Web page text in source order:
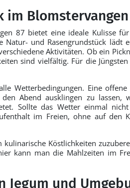
im
87 bietet eine ideale Kulisse
Natur- und Rasengrundstück lädt
Aktivitäten. Ob ein
sind vielfältig. Für die
Wetterbedingungen. Eine offene
Abend ausklingen zu lassen,
Sollte das Wetter einmal
im Freien, ohne auf den
Köstlichkeiten
kann man die Mahlzeiten im
Jegum und